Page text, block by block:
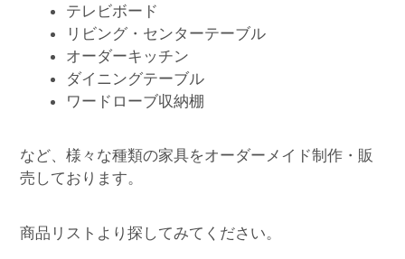
テレビボード
リビング・センターテーブル
オーダーキッチン
ダイニングテーブル
ワードローブ収納棚
など、様々な種類の家具をオーダーメイド制作・販
売しております。
商品リストより探してみてください。